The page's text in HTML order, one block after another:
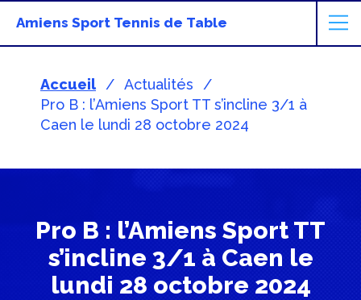
Amiens Sport Tennis de Table
Accueil
Actualités
Pro B : l’Amiens Sport TT s’incline 3/1 à
Caen le lundi 28 octobre 2024
Pro B : l’Amiens Sport TT
s’incline 3/1 à Caen le
lundi 28 octobre 2024